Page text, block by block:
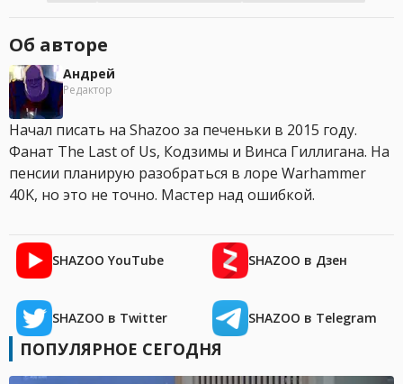
Об авторе
Андрей
Редактор
Начал писать на Shazoo за печеньки в 2015 году.
Фанат The Last of Us, Кодзимы и Винса Гиллигана. На
пенсии планирую разобраться в лоре Warhammer
40K, но это не точно. Мастер над ошибкой.
SHAZOO YouTube SHAZOO в Дзен
SHAZOO в Twitter SHAZOO в Telegram
ПОПУЛЯРНОЕ СЕГОДНЯ